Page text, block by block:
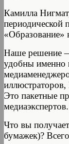
Камилла
периодической
Наше решение
удобны именно
иллюстраторов,
Это пакетные
медиаэкспертов.
Что вы
бумажек)?